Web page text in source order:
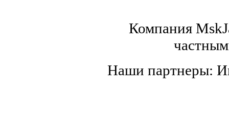
Компания
Наши партнеры: